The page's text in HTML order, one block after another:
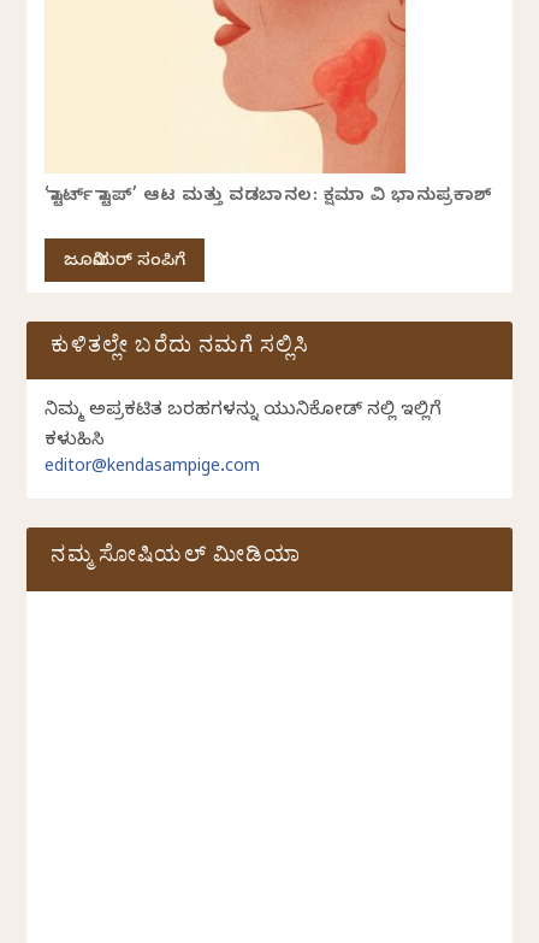
‘ಸ್ಟಾರ್ಟ್ ಸ್ಟಾಪ್’ ಆಟ ಮತ್ತು ವಡಬಾನಲ: ಕ್ಷಮಾ ವಿ ಭಾನುಪ್ರಕಾಶ್
ಜೂನಿಯರ್ ಸಂಪಿಗೆ
ಕುಳಿತಲ್ಲೇ ಬರೆದು ನಮಗೆ ಸಲ್ಲಿಸಿ
ನಿಮ್ಮ ಅಪ್ರಕಟಿತ ಬರಹಗಳನ್ನು ಯುನಿಕೋಡ್ ನಲ್ಲಿ ಇಲ್ಲಿಗೆ
ಕಳುಹಿಸಿ
editor@kendasampige.com
ನಮ್ಮ ಸೋಷಿಯಲ್‌ ಮೀಡಿಯಾ